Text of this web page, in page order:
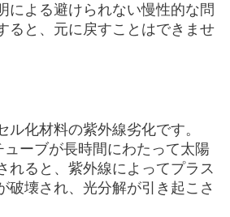
による避けられない慢性的な問
ると、元に戻すことはできませ
ル化材料の紫外線劣化です。
ューブが長時間にわたって太陽
れると、紫外線によってプラス
破壊され、光分解が引き起こさ